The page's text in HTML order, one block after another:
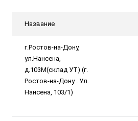
Название
г.Ростов-на-Дону,
ул.Нансена,
д.103М(склад УТ) (г.
Ростов-на-Дону . Ул.
Нансена, 103/1)